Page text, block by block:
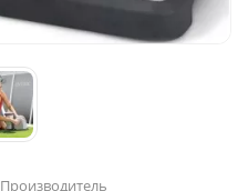
Производитель